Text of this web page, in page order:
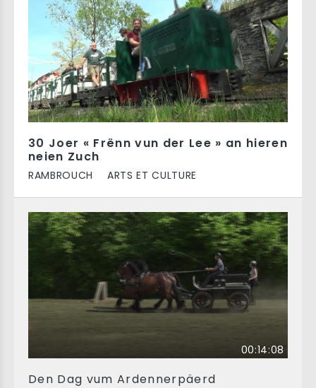
30 Joer « Frënn vun der Lee » an hieren
neien Zuch
RAMBROUCH ARTS ET CULTURE
00:14:08
Den Dag vum Ardennerpäerd